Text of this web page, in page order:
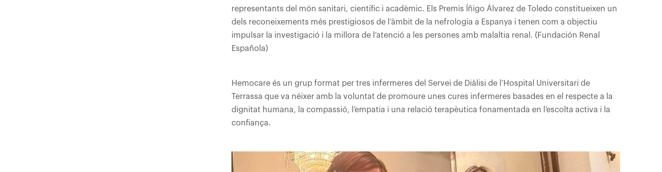
representants del món sanitari, científic i acadèmic. Els Premis Íñigo Álvarez de Toledo constitueixen un
dels reconeixements més prestigiosos de l’àmbit de la nefrologia a Espanya i tenen com a objectiu
impulsar la investigació i la millora de l’atenció a les persones amb malaltia renal. (Fundación Renal
Española)
Hemocare és un grup format per tres infermeres del Servei de Diàlisi de l’Hospital Universitari de
Terrassa que va néixer amb la voluntat de promoure unes cures infermeres basades en el respecte a la
dignitat humana, la compassió, l’empatia i una relació terapèutica fonamentada en l’escolta activa i la
confiança.